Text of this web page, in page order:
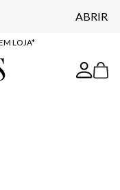
ABRIR
LOJA*